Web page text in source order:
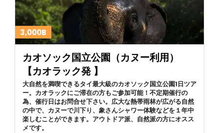
3,000B
カオソック国立公園（カヌー利用）
【カオラック発 】
大自然を満喫できるタイ最大級のカオソック国立公園1日ツア
ー。カオラックにご滞在の方もご参加可能！不定期催行の
為、催行日はお問合せ下さい。広大な熱帯雨林が広がる自然
の中で、カヌーで川下り、象さんシャワー体験などを１年中
楽しむことができます。アウトドア派、自然派の方にオスス
メです。